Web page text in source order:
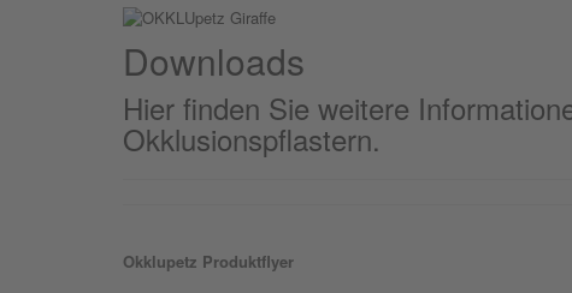
Downloads
Hier finden Sie weitere
Okklusionspflastern.
Okklupetz Produktflyer